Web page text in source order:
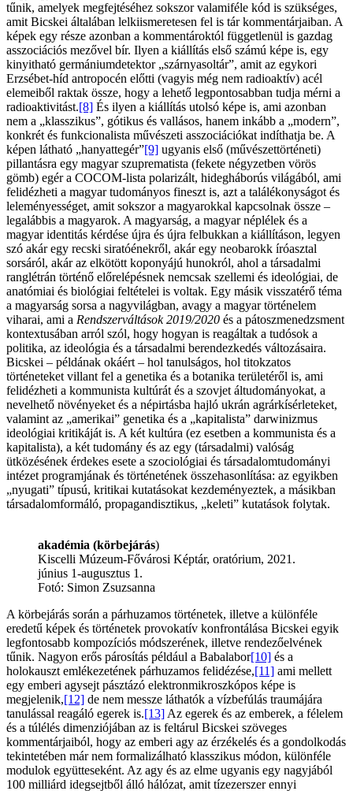
tűnik, amelyek megfejtéséhez sokszor valamiféle kód is szükséges,
amit Bicskei általában lelkiismeretesen fel is tár kommentárjaiban. A
képek egy része azonban a kommentároktól függetlenül is gazdag
asszociációs mezővel bír. Ilyen a kiállítás első számú képe is, egy
kinyitható germániumdetektor „szárnyasoltár”, amit az egykori
Erzsébet-híd antropocén előtti (vagyis még nem radioaktív) acél
elemeiből raktak össze, hogy a lehető legpontosabban tudja mérni a
radioaktivitást.[8] És ilyen a kiállítás utolsó képe is, ami azonban
nem a „klasszikus”, gótikus és vallásos, hanem inkább a „modern”,
konkrét és funkcionalista művészeti asszociációkat indíthatja be. A
képen látható „hanyattegér”[9] ugyanis első (művészettörténeti)
pillantásra egy magyar szuprematista (fekete négyzetben vörös
gömb) egér a COCOM-lista polarizált, hidegháborús világából, ami
felidézheti a magyar tudományos fineszt is, azt a találékonyságot és
leleményességet, amit sokszor a magyarokkal kapcsolnak össze –
legalábbis a magyarok. A magyarság, a magyar néplélek és a
magyar identitás kérdése újra és újra felbukkan a kiállításon, legyen
szó akár egy recski siratóénekről, akár egy neobarokk íróasztal
sorsáról, akár az elkötött koponyájú hunokról, ahol a társadalmi
ranglétrán történő előrelépésnek nemcsak szellemi és ideológiai, de
anatómiai és biológiai feltételei is voltak. Egy másik visszatérő téma
a magyarság sorsa a nagyvilágban, avagy a magyar történelem
viharai, ami a Rendszerváltások 2019/2020 és a pátoszmenedzsment
kontextusában arról szól, hogy hogyan is reagáltak a tudósok a
politika, az ideológia és a társadalmi berendezkedés változásaira.
Bicskei – példának okáért – hol tanulságos, hol titokzatos
történeteket villant fel a genetika és a botanika területéről is, ami
felidézheti a kommunista kultúrát és a szovjet áltudományokat, a
nevelhető növényeket és a népirtásba hajló ukrán agrárkísérleteket,
valamint az „amerikai” genetika és a „kapitalista” darwinizmus
ideológiai kritikáját is. A két kultúra (ez esetben a kommunista és a
kapitalista), a két tudomány és az egy (társadalmi) valóság
ütközésének érdekes esete a szociológiai és társadalomtudományi
intézet programjának és történetének összehasonlítása: az egyikben
„nyugati” típusú, kritikai kutatásokat kezdeményeztek, a másikban
társadalomformáló, propagandisztikus, „keleti” kutatások folytak.
akadémia (körbejárás)
Kiscelli Múzeum-Fővárosi Képtár, oratórium, 2021.
június 1-augusztus 1.
Fotó: Simon Zsuzsanna
A körbejárás során a párhuzamos történetek, illetve a különféle
eredetű képek és történetek provokatív konfrontálása Bicskei egyik
legfontosabb kompozíciós módszerének, illetve rendezőelvének
tűnik. Nagyon erős párosítás például a Babalabor[10] és a
holokauszt emlékezetének párhuzamos felidézése,[11] ami mellett
egy emberi agysejt pásztázó elektronmikroszkópos képe is
megjelenik,[12] de nem messze láthatók a vízbefúlás traumájára
tanulással reagáló egerek is.[13] Az egerek és az emberek, a félelem
és a túlélés dimenziójában az is feltárul Bicskei szöveges
kommentárjaiból, hogy az emberi agy az érzékelés és a gondolkodás
tekintetében már nem formalizálható klasszikus módon, különféle
modulok együtteseként. Az agy és az elme ugyanis egy nagyjából
100 milliárd idegsejtből álló hálózat, amit tízezerszer ennyi